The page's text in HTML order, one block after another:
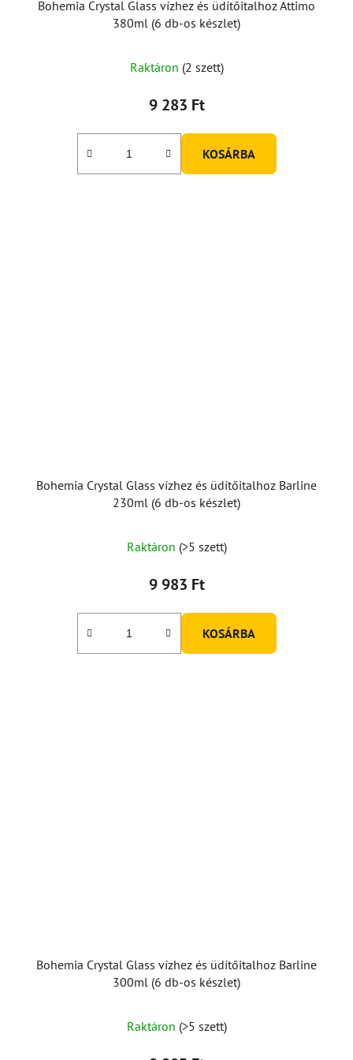
Bohemia Crystal Glass vízhez és üdítőitalhoz Attimo
380ml (6 db-os készlet)
Raktáron (2 szett)
9 283 Ft
KOSÁRBA
Bohemia Crystal Glass vízhez és üdítőitalhoz Barline
230ml (6 db-os készlet)
termék
átlagos
5-
Raktáron (>5 szett)
9 983 Ft
KOSÁRBA
Bohemia Crystal Glass vízhez és üdítőitalhoz Barline
300ml (6 db-os készlet)
Raktáron (>5 szett)